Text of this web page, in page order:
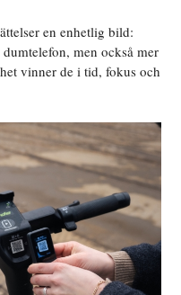
en enhetlig bild:
men också mer
vinner de i tid, fokus och